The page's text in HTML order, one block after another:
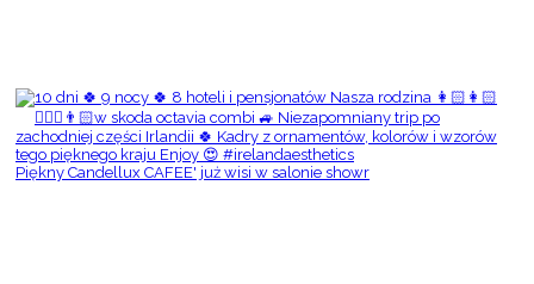
Piękny Candellux CAFEE' już wisi w salonie showr